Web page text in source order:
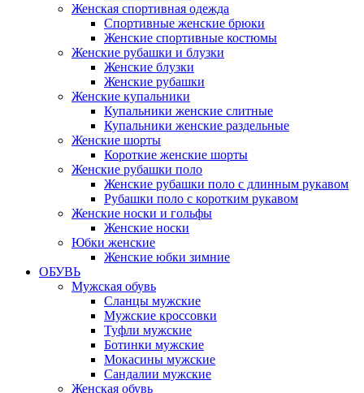
Женская спортивная одежда
Спортивные женские брюки
Женские спортивные костюмы
Женские рубашки и блузки
Женские блузки
Женские рубашки
Женские купальники
Купальники женские слитные
Купальники женские раздельные
Женские шорты
Короткие женские шорты
Женские рубашки поло
Женские рубашки поло с длинным рукавом
Рубашки поло с коротким рукавом
Женские носки и гольфы
Женские носки
Юбки женские
Женские юбки зимние
ОБУВЬ
Мужская обувь
Сланцы мужские
Мужские кроссовки
Туфли мужские
Ботинки мужские
Мокасины мужские
Сандалии мужские
Женская обувь